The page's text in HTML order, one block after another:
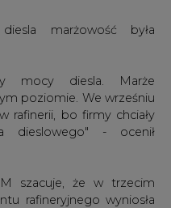
marżowość była
mocy diesla. Marże
poziomie. We wrześniu
rafinerii, bo firmy chciały
dieslowego" - ocenił
szacuje, że w trzecim
rafineryjnego wyniosła